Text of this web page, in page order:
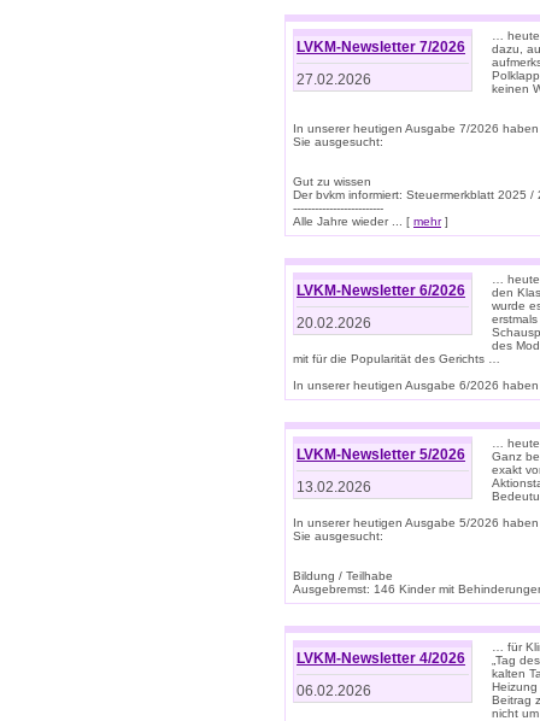
LVKM-Newsletter 7/2026
27.02.2026
…
dazu,
keinen
In unserer heutigen Ausgabe 7/2026
Sie ausgesucht:
Gut zu wissen
Der bvkm informiert: Steuermerkblatt 2025 /
-------------------------
Alle Jahre wieder ... [ mehr]
LVKM-Newsletter 6/2026
20.02.2026
…
den
wurde
des
mit für die Popularität des Gerichts …
In unserer heutigen Ausgabe 6/2026
LVKM-Newsletter 5/2026
13.02.2026
…
Ganz
exakt
In unserer heutigen Ausgabe 5/2026
Sie ausgesucht:
Bildung / Teilhabe
Ausgebremst: 146 Kinder mit
LVKM-Newsletter 4/2026
06.02.2026
… für
„Tag
kalten
Beitrag
nicht